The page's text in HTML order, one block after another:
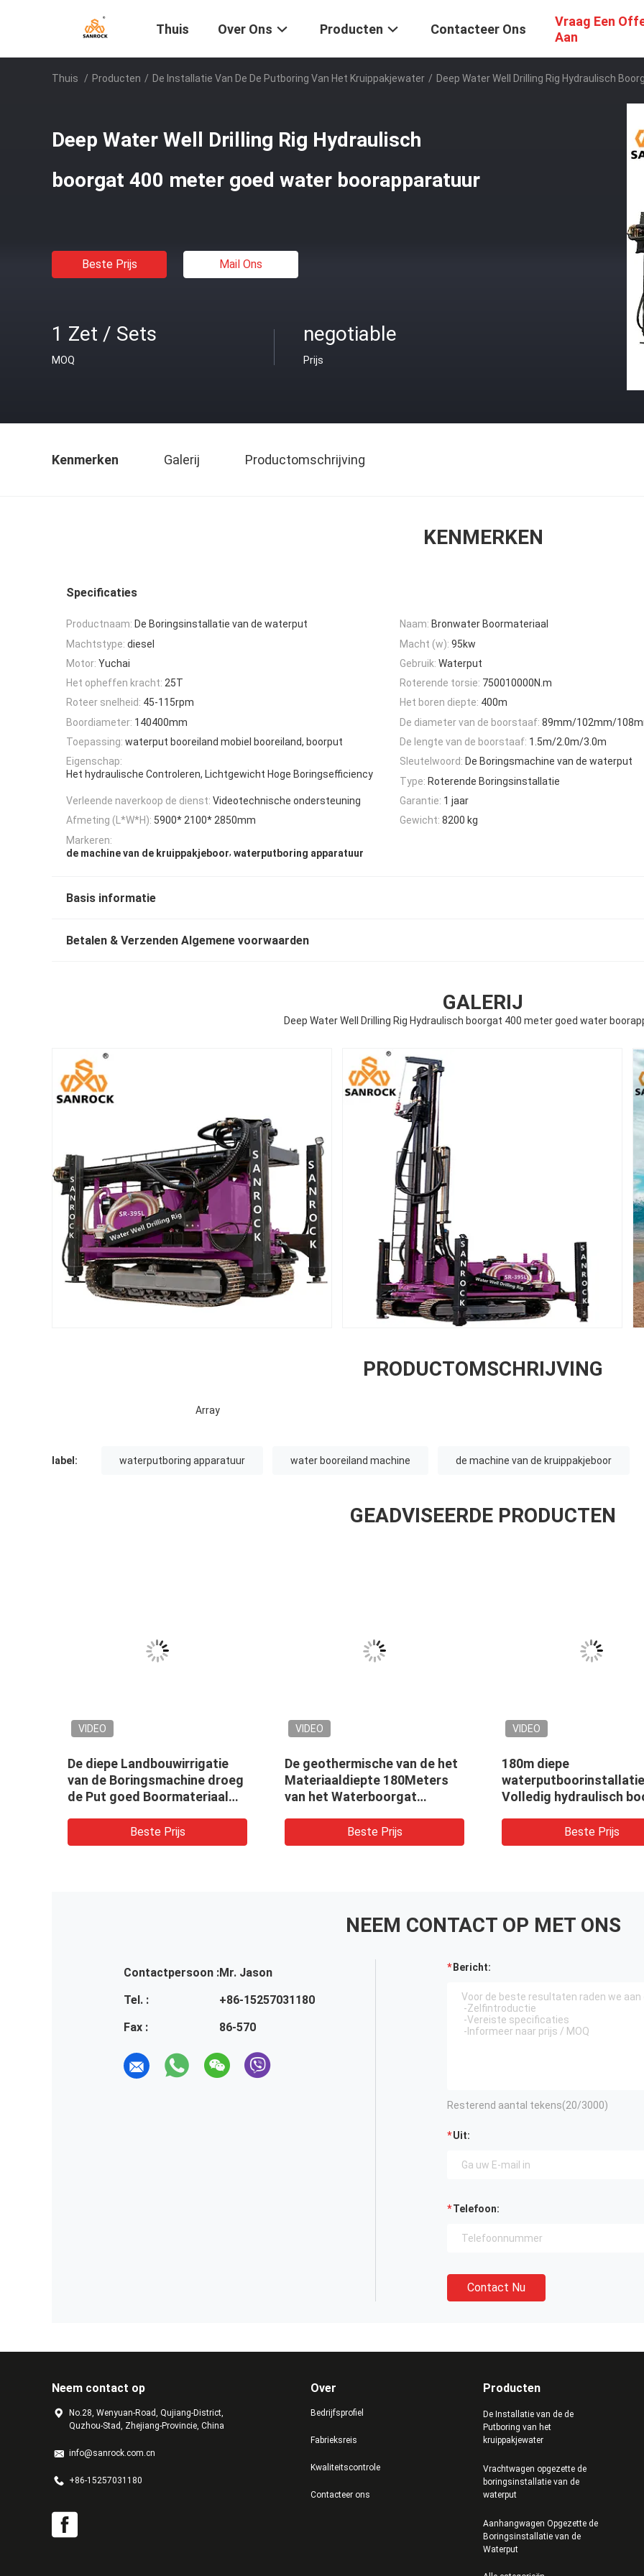
Thuis Over Ons Producten Contacteer Ons
Vraag Een
Aan
Thuis / Producten / De Installatie Van De De Putboring Van Het Kruippakjewater / Deep Water Well Drilling Rig Hydraulisch
Deep Water Well Drilling Rig Hydraulisch
boorgat 400 meter goed water boorapparatuur
Beste Prijs Mail Ons
1 Zet / Sets
MOQ
negotiable
Prijs
Kenmerken Galerij Productomschrijving
KENMERKEN
Specificaties
Productnaam: De Boringsinstallatie van de waterput Naam: Bronwater Boormateriaal
Machtstype: diesel Macht (w): 95kw
Motor: Yuchai Gebruik: Waterput
Het opheffen kracht: 25T Roterende torsie: 750010000N.m
Roteer snelheid: 45-115rpm Het boren diepte: 400m
Boordiameter: 140400mm De diameter van de boorstaaf: 89mm/102mm/
Toepassing: waterput booreiland mobiel booreiland, boorput De lengte van de boorstaaf: 1.5m/2.0m/3.0m
Eigenschap:
Het hydraulische Controleren, Lichtgewicht Hoge Boringsefficiency
Sleutelwoord: De Boringsmachine van de waterput
Type: Roterende Boringsinstallatie
Verleende naverkoop de dienst: Videotechnische ondersteuning Garantie: 1 jaar
Afmeting (L*W*H): 5900* 2100* 2850mm Gewicht: 8200 kg
Markeren:
de machine van de kruippakjeboor, waterputboring apparatuur
Basis informatie
Betalen & Verzenden Algemene voorwaarden
GALERIJ
Deep Water Well Drilling Rig Hydraulisch boorgat 400 meter goed water
PRODUCTOMSCHRIJVING
Array
label: waterputboring apparatuur water booreiland machine de machine van de kruippakjeboor
GEADVISEERDE PRODUCTEN
VIDEO
De diepe Landbouwirrigatie
van de Boringsmachine droeg
de Put goed Boormateriaal
Beste Prijs
VIDEO
De geothermische van de het
Materiaaldiepte 180Meters
van het Waterboorgat
Waterput Hydraulische
Beste Prijs
VIDEO
180m diepe
waterputboorinstallatie
Volledig hydraulisch
waterboorinstallatie
Beste Prijs
NEEM CONTACT OP MET ONS
Contactpersoon :Mr. Jason
Tel. :
+86-15257031180
Fax :
86-570
Bericht:
Resterend aantal tekens(20/3000)
Uit:
Telefoon:
Contact Nu
Neem contact op
No.28, Wenyuan-Road, Qujiang-District,
Quzhou-Stad, Zhejiang-Provincie, China
info@sanrock.com.cn
+86-15257031180
Over
Bedrijfsprofiel
Fabrieksreis
Kwaliteitscontrole
Contacteer ons
Producten
De Installatie van de de
Putboring van het
kruippakjewater
Vrachtwagen opgezette de
boringsinstallatie van de
waterput
Aanhangwagen Opgezette de
Boringsinstallatie van de
Waterput